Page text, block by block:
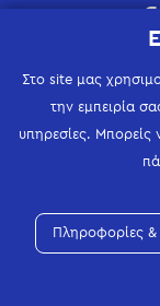
Στο site μας
την εμπειρία
υπηρεσίες. Μπορείς
Πληροφορίες &